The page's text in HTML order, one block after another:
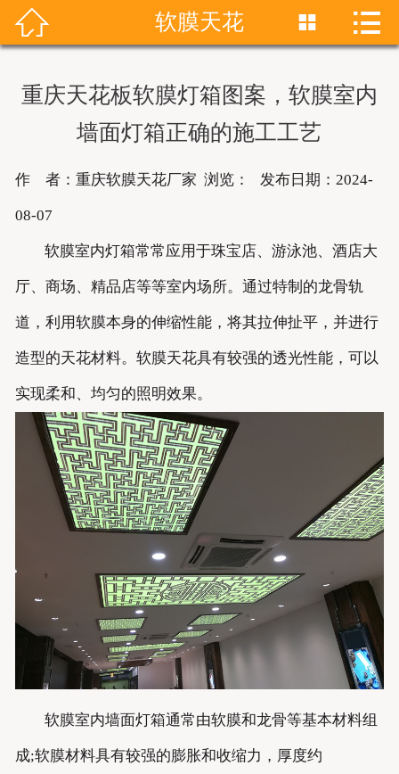
首页
联系我们
 软膜天花  
重庆天花板软膜灯箱图案，软膜室内
墙面灯箱正确的施工工艺
作 者：重庆软膜天花厂家 浏览： 发布日期：2024-
08-07
软膜室内灯箱常常应用于珠宝店、游泳池、酒店大
厅、商场、精品店等等室内场所。通过特制的龙骨轨
道，利用软膜本身的伸缩性能，将其拉伸扯平，并进行
造型的天花材料。软膜天花具有较强的透光性能，可以
实现柔和、均匀的照明效果。
软膜室内墙面灯箱通常由软膜和龙骨等基本材料组
成;软膜材料具有较强的膨胀和收缩力，厚度约